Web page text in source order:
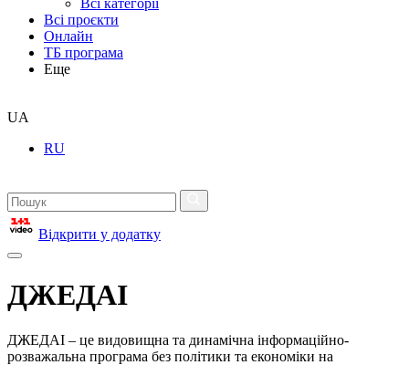
Всі категорії
Всі проєкти
Онлайн
ТБ програма
Еще
UA
RU
Відкрити у додатку
ДЖЕДАІ
ДЖЕДАІ – це видовищна та динамічна інформаційно-
розважальна програма без політики та економіки на